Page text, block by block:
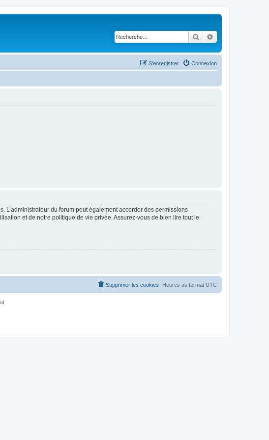
Rechercher
Connexion
S’enregistrer
L’administrateur du forum peut également accorder des permissions
et de notre politique de vie privée. Assurez-vous de bien lire tout le
Heures au format UTC
Supprimer les cookies